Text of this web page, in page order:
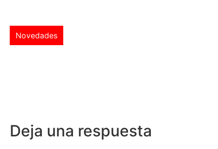
Novedades
Deja una respuesta